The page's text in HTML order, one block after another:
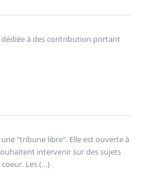
à des contribution portant
"tribune libre". Elle est ouverte à
intervenir sur des sujets
Les (…)